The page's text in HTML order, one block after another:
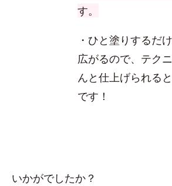
す。
・ひと塗りするだ
広がるので、テク
んと仕上げられる
です！
いかがでしたか？